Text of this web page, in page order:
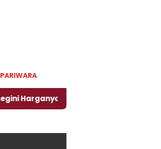
PARIWARA
‎Nasirun Maestro Lukis Pemadu